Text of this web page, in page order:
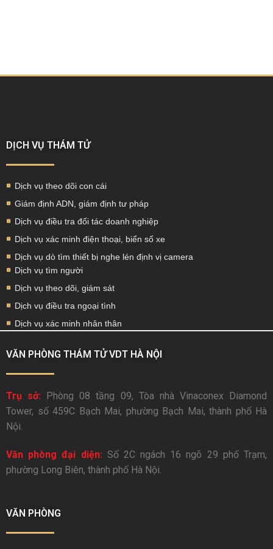
DỊCH VỤ THÁM TỬ
Dịch vụ theo dõi con cái
Giám định ADN, giám định tư pháp
Dịch vụ điều tra đối tác doanh nghiệp
Dịch vụ xác minh điện thoại, biển số xe
Dịch vụ dò tìm thiết bị nghe lén định vị camera
Dịch vụ tìm người
Dịch vụ theo dõi, giám sát
Dịch vụ điều tra ngoại tình
Dịch vụ xác minh nhân thân
VĂN PHÒNG THÁM TỬ VDT HÀ NỘI
Trụ sở: Phòng 08 tầng 09, Tòa nhà Vinaconex Diamond
Tower, số 459C Bạch Mai, phường Bạch Mai, thành phố Hà
Nội.
Văn phòng đại diện: Số 2C ngách 16 ngõ 29 phố Trạm,
phường Long Biên, thành phố Hà Nội.
VĂN PHÒNG